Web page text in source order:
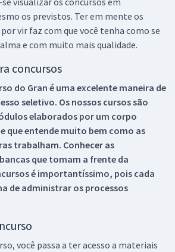
os previstos. Ter em mente os
vir faz com que você tenha como se
e com muito mais qualidade.
concursos
do Gran é uma excelente maneira de
seletivo. Os nossos cursos são
elaborados por um corpo
que entende muito bem como as
trabalham. Conhecer as
que tomam a frente da
é importantíssimo, pois cada
de administrar os processos
você passa a ter acesso a materiais